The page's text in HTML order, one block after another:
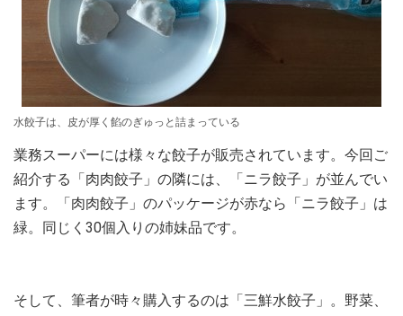
水餃子は、皮が厚く餡のぎゅっと詰まっている
業務スーパーには様々な餃子が販売されています。今回ご
紹介する「肉肉餃子」の隣には、「ニラ餃子」が並んでい
ます。「肉肉餃子」のパッケージが赤なら「ニラ餃子」は
緑。同じく30個入りの姉妹品です。
そして、筆者が時々購入するのは「三鮮水餃子」。野菜、